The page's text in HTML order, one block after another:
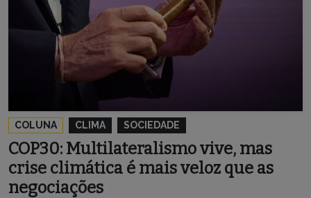
COLUNA CLIMA SOCIEDADE
COP30: Multilateralismo vive, mas
crise climática é mais veloz que as
negociações